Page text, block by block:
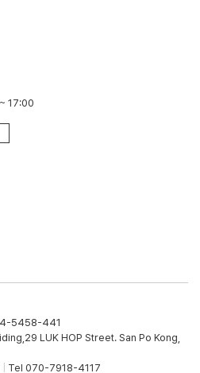
17:00
5458-441
LUK HOP Street. San Po Kong,
Tel 070-7918-4117